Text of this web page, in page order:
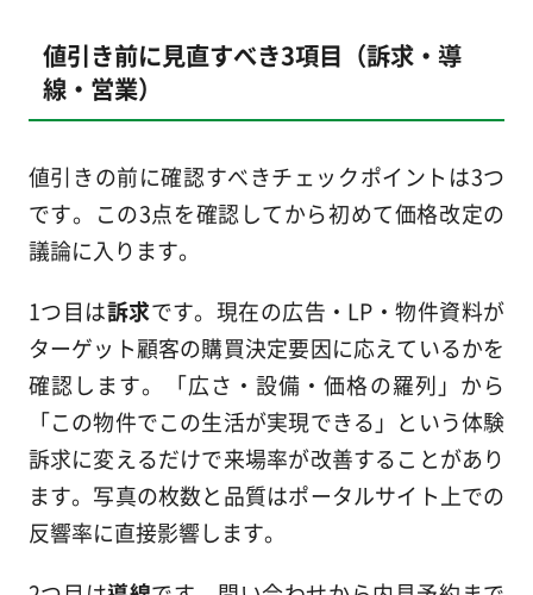
値引き前に見直すべき3項目（訴求・導
線・営業）
値引きの前に確認すべきチェックポイントは3つ
です。この3点を確認してから初めて価格改定の
議論に入ります。
1つ目は訴求です。現在の広告・LP・物件資料が
ターゲット顧客の購買決定要因に応えているかを
確認します。「広さ・設備・価格の羅列」から
「この物件でこの生活が実現できる」という体験
訴求に変えるだけで来場率が改善することがあり
ます。写真の枚数と品質はポータルサイト上での
反響率に直接影響します。